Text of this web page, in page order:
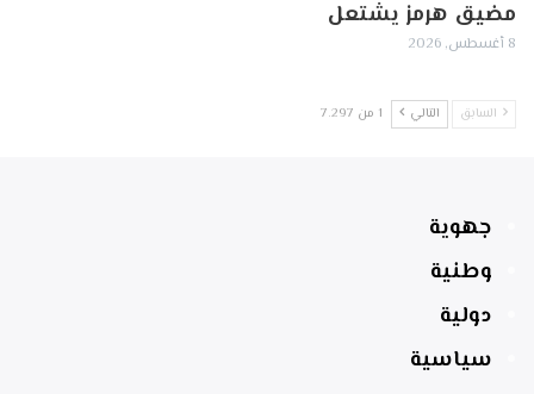
مضيق هرمز يشتعل
8 أغسطس, 2026
السابق التالي 1 من 7٬297
جهوية
وطنية
دولية
سياسية